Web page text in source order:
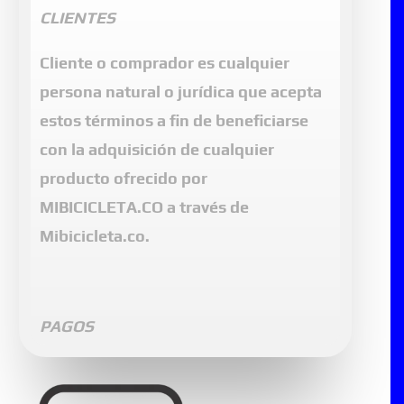
cambio.
Los costos de envío y posibles gastos
que conlleve al cambio serán
cubiertos por el cliente. Todos los
cambios están sujetos a la
disponibilidad del inventario.
Dirección:Cll 13 Sur No 6-85 Este Bl
C2 302 Barrio San Cristobal sur
CLIENTES
Cliente o comprador es cualquier
persona natural o jurídica que acepta
estos términos a fin de beneficiarse
con la adquisición de cualquier
producto ofrecido por
MIBICICLETA.CO a través de
Mibicicleta.co.
PAGOS
de tarjetas de crédito ni débito